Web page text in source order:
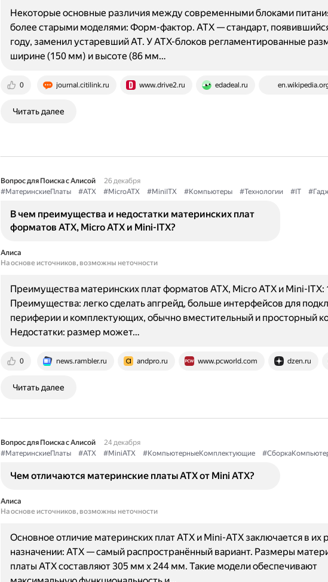
0 journal.citilink.ru www.drive2.ru edadeal.ru
Некоторые основные различия между современными блоками
более старыми моделями: Форм-фактор. ATX — стандарт,
году, заменил устаревший AT. У ATX-блоков регламентированные
ширине (150 мм) и высоте (86 мм…
Читать далее
Вопрос для Поиска с Алисой
26 декабря
#МатеринскиеПлаты
#ATX #MicroATX #MiniITX #Компьютеры #Технологии #IT
В чем преимущества и недостатки материнских плат
форматов ATX, Micro ATX и Mini-ITX?
Алиса
На основе источников, возможны неточности
0 news.rambler.ru andpro.ru www.pcworld.com dzen.ru
Преимущества материнских плат форматов ATX, Micro ATX и Mini-ITX:
Преимущества: легко сделать апгрейд, больше интерфейсов для
периферии и комплектующих, обычно вместительный и просторный
Недостатки: размер может…
Читать далее
Вопрос для Поиска с Алисой
24 декабря
#МатеринскиеПлаты
#ATX #MiniATX #КомпьютерныеКомплектующие
Чем отличаются материнские платы ATX от Mini ATX?
Алиса
На основе источников, возможны неточности
Основное отличие материнских плат ATX и Mini-ATX заключается в их
назначении: ATX — самый распространённый вариант. Размеры
платы ATX составляют 305 мм x 244 мм. Такие модели обеспечивают